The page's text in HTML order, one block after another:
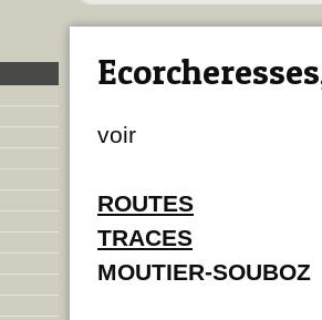
voir
ROUTES
TRACES
MOUTIER-SOUBOZ